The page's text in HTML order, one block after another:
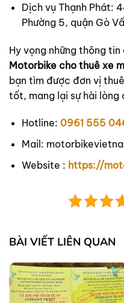
Dịch vụ Thạnh Phát:
Phường 5, quận Gò
Hy vọng những thông
Motorbike cho thuê xe
bạn tìm được đơn vị
tốt, mang lại sự hài lòng
Hotline: 0961 555
Mail:
Website : https://
BÀI VIẾT LIÊN QUAN